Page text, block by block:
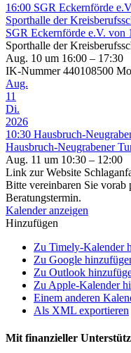
16:00 SGR Eckernförde
Sporthalle der
SGR Eckernförde e.V. von
Sporthalle der
Aug. 10 um 16:00 – 17:30
IK-Nummer 440108500
Aug.
11
Di.
2026
10:30 Hausbruch-
Hausbruch-Neugrabener
Aug. 11 um 10:30 – 12:00
Link zur Website
Bitte vereinbaren Sie vorab
Beratungstermin.
Kalender anzeigen
Hinzufügen
Zu Timely-Kalender
Zu Google
Zu Outlook
Zu Apple-Kalender
Einem anderen
Als XML exportieren
Mit finanzieller